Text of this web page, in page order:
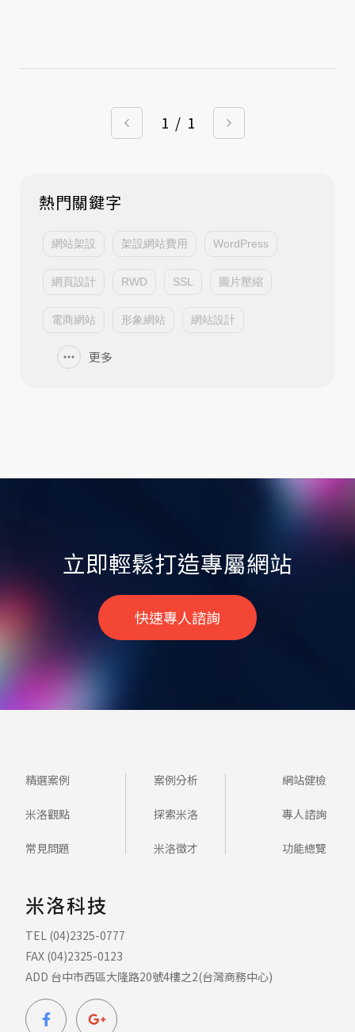
1 / 1
熱門關鍵字
網站架設 架設網站費用 WordPress
網頁設計 RWD SSL 圖片壓縮
電商網站 形象網站 網站設計
更多
立即輕鬆打造專屬網站
快速專人諮詢
精選案例 案例分析 網站健檢
米洛觀點 探索米洛 專人諮詢
常見問題 米洛徵才 功能總覽
米洛科技
TEL (04)2325-0777
FAX (04)2325-0123
ADD 台中市西區大隆路20號4樓之2(台灣商務中心)